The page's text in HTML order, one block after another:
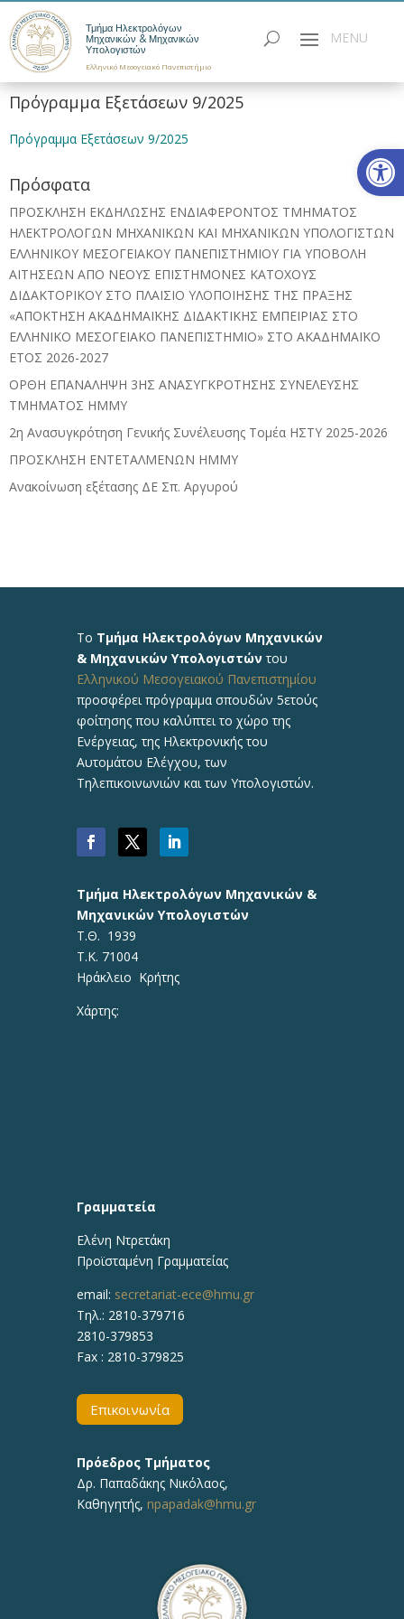
Τμήμα Ηλεκτρολόγων
Μηχανικών & Μηχανικών
Υπολογιστών
Ελληνικό Μεσογειακό Πανεπιστήμιο
Πρόγραμμα Εξετάσεων 9/2025
Πρόγραμμα Εξετάσεων 9/2025
Πρόσφατα
ΠΡΟΣΚΛΗΣΗ ΕΚΔΗΛΩΣΗΣ ΕΝΔΙΑΦΕΡΟΝΤΟΣ ΤΜΗΜΑΤΟΣ
ΗΛΕΚΤΡΟΛΟΓΩΝ ΜΗΧΑΝΙΚΩΝ ΚΑΙ ΜΗΧΑΝΙΚΩΝ ΥΠΟΛΟΓΙΣΤΩΝ
ΕΛΛΗΝΙΚΟΥ ΜΕΣΟΓΕΙΑΚΟΥ ΠΑΝΕΠΙΣΤΗΜΙΟΥ ΓΙΑ ΥΠΟΒΟΛΗ
ΑΙΤΗΣΕΩΝ ΑΠΟ ΝΕΟΥΣ ΕΠΙΣΤΗΜΟΝΕΣ ΚΑΤΟΧΟΥΣ
ΔΙΔΑΚΤΟΡΙΚΟΥ ΣΤΟ ΠΛΑΙΣΙΟ ΥΛΟΠΟΙΗΣΗΣ ΤΗΣ ΠΡΑΞΗΣ
«ΑΠΟΚΤΗΣΗ ΑΚΑΔΗΜΑΪΚΗΣ ΔΙΔΑΚΤΙΚΗΣ ΕΜΠΕΙΡΙΑΣ ΣΤΟ
ΕΛΛΗΝΙΚΟ ΜΕΣΟΓΕΙΑΚΟ ΠΑΝΕΠIΣΤΗΜΙΟ» ΣΤΟ ΑΚΑΔΗΜΑΪΚΟ
ΕΤΟΣ 2026-2027
ΟΡΘΗ ΕΠΑΝΑΛΗΨΗ 3ΗΣ ΑΝΑΣΥΓΚΡΟΤΗΣΗΣ ΣΥΝΕΛΕΥΣΗΣ
ΤΜΗΜΑΤΟΣ ΗΜΜΥ
2η Ανασυγκρότηση Γενικής Συνέλευσης Τομέα ΗΣΤΥ 2025-2026
ΠΡΟΣΚΛΗΣΗ ΕΝΤΕΤΑΛΜΕΝΩΝ ΗΜΜΥ
Ανακοίνωση εξέτασης ΔΕ Σπ. Αργυρού
Το Τμήμα Ηλεκτρολόγων Μηχανικών
& Μηχανικών Υπολογιστώντου
Ελληνικού Μεσογειακού Πανεπιστημίου
προσφέρει πρόγραμμα σπουδών 5ετούς
φοίτησης που καλύπτει το χώρο της
Ενέργειας, της Ηλεκτρονικής του
Αυτομάτου Ελέγχου, των
Τηλεπικοινωνιών και των Υπολογιστών.
Τμήμα Ηλεκτρολόγων Μηχανικών &
Μηχανικών Υπολογιστών
Τ.Θ. 1939
Τ.Κ. 71004
Ηράκλειο Κρήτης
Χάρτης:
Γραμματεία
Ελένη Ντρετάκη
Προϊσταμένη Γραμματείας
email: secretariat-ece@hmu.gr
Τηλ.: 2810-379716
2810-379853
Fax : 2810-379825
Επικοινωνία
Πρόεδρος Τμήματος
Δρ. Παπαδάκης Νικόλαος,
Καθηγητής, npapadak@hmu.gr